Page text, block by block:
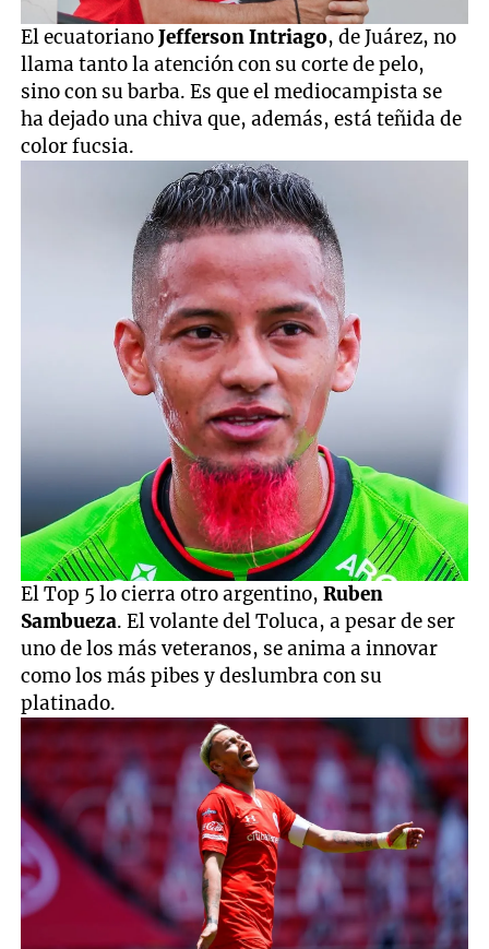
El ecuatorianoJefferson Intriago, de Juárez, no
llama tanto la atención con su corte de pelo,
sino con su barba. Es que el mediocampista se
ha dejado una chiva que, además, está teñida de
color fucsia.
El Top 5 lo cierra otro argentino,Ruben
Sambueza. El volante del Toluca, a pesar de ser
uno de los más veteranos, se anima a innovar
como los más pibes y deslumbra con su
platinado.